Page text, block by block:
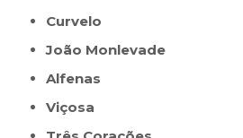
Curvelo
João Monlevade
Alfenas
Viçosa